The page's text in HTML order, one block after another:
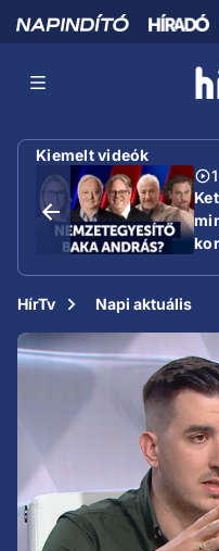
Kiemelt videók
HírTv Napi aktuális